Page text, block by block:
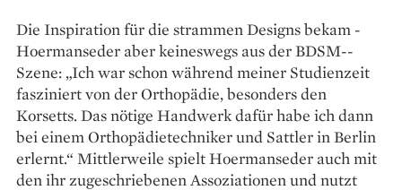
Die Inspiration für die strammen Designs bekam ­
Hoermanseder aber keineswegs aus der BDSM-­
Szene: „Ich war schon während ­meiner Studienzeit
fasziniert von der Orthopädie, besonders den
Korsetts. Das nötige Handwerk dafür habe ich dann
bei einem Orthopädietechniker und Sattler in Berlin
erlernt.“ Mittlerweile spielt Hoermanseder auch mit
den ihr zugeschriebenen Assoziationen und nutzt